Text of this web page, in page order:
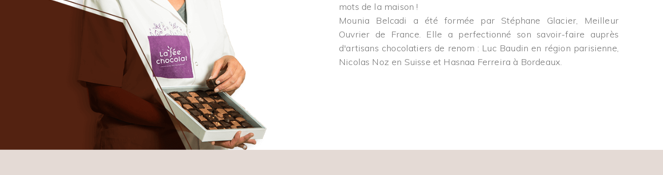
mots de la maison !
Mounia Belcadi a été formée par Stéphane Glacier, Meilleur
Ouvrier de France. Elle a perfectionné son savoir-faire auprès
d'artisans chocolatiers de renom : Luc Baudin en région parisienne,
Nicolas Noz en Suisse et Hasnaa Ferreira à Bordeaux.